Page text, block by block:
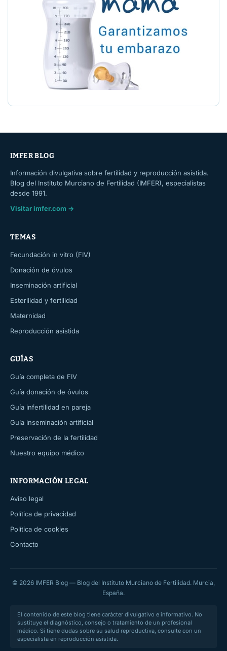
IMFER BLOG
Información divulgativa sobre fertilidad y reproducción asistida.
Blog del Instituto Murciano de Fertilidad (IMFER), especialistas
desde 1991.
Visitar imfer.com →
TEMAS
Fecundación in vitro (FIV)
Donación de óvulos
Inseminación artificial
Esterilidad y fertilidad
Maternidad
Reproducción asistida
GUÍAS
Guía completa de FIV
Guía donación de óvulos
Guía infertilidad en pareja
Guía inseminación artificial
Preservación de la fertilidad
Nuestro equipo médico
INFORMACIÓN LEGAL
Aviso legal
Política de privacidad
Política de cookies
Contacto
© 2026 IMFER Blog — Blog del Instituto Murciano de Fertilidad. Murcia,
España.
El contenido de este blog tiene carácter divulgativo e informativo. No
sustituye el diagnóstico, consejo o tratamiento de un profesional
médico. Si tiene dudas sobre su salud reproductiva, consulte con un
especialista en reproducción asistida.